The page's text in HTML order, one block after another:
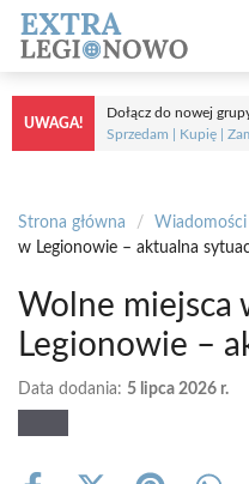
Przejdź
treści
UWAGA!
Dołącz do nowej
Sprzedam | Kupię |
Strona główna / Wiadomości
w Legionowie – aktualna
Wolne miejsca
Legionowie –
Data dodania: 5 lipca 2026 r.